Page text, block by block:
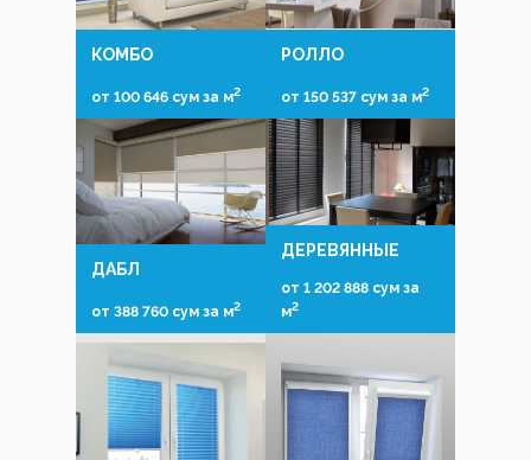
КОМБО
от 100 646 сум за м2
РОЛЛО
от 150 537 сум за м2
ДАБЛ
от 388 760 сум за м2
ДЕРЕВЯННЫЕ
от 1 202 888 сум за
м2